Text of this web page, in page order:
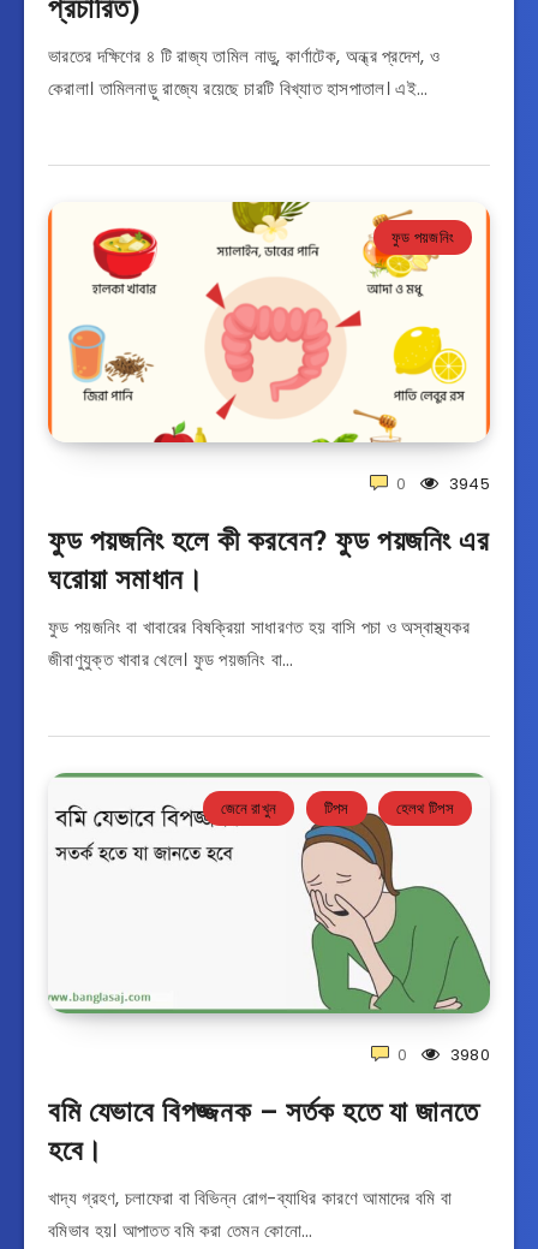
প্রচারিত)
ভারতের দক্ষিণের ৪ টি রাজ্য তামিল নাডু, কার্ণাটেক, অন্ধ্র প্রদেশ, ও
কেরালা। তামিলনাড়ু রাজ্যে রয়েছে চারটি বিখ্যাত হাসপাতাল। এই…
ফুড পয়জনিং
3945
0
ফুড পয়জনিং হলে কী করবেন? ফুড পয়জনিং এর
ঘরোয়া সমাধান।
ফুড পয়জনিং বা খাবারের বিষক্রিয়া সাধারণত হয় বাসি পচা ও অস্বাস্থ্যকর
জীবাণুযুক্ত খাবার খেলে। ফুড পয়জনিং বা…
জেনে রাখুন টিপস হেলথ টিপস
3980
0
বমি যেভাবে বিপজ্জনক – সর্তক হতে যা জানতে
হবে।
খাদ্য গ্রহণ, চলাফেরা বা বিভিন্ন রোগ-ব্যাধির কারণে আমাদের বমি বা
বমিভাব হয়। আপাতত বমি করা তেমন কোনো…